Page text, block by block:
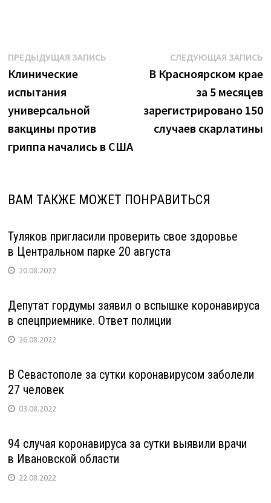
Навигация
по
записям
ПРЕДЫДУЩАЯ ЗАПИСЬПредыдущая
Клинические
испытания
универсальной
вакцины против
гриппа начались в США
СЛЕДУЮЩАЯ ЗАПИСЬ
В Красноярском крае
за 5 месяцев
зарегистрировано 150
случаев скарлатины
ВАМ ТАКЖЕ МОЖЕТ ПОНРАВИТЬСЯ
Туляков пригласили проверить свое здоровье
в Центральном парке 20 августа
20.08.2022
Депутат гордумы заявил о вспышке коронавируса
в спецприемнике. Ответ полиции
26.08.2022
В Севастополе за сутки коронавирусом заболели
27 человек
03.08.2022
94 случая коронавируса за сутки выявили врачи
в Ивановской области
22.08.2022